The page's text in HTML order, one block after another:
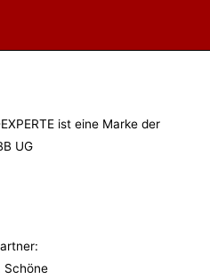
ist eine Marke der
UG
:
Schöne